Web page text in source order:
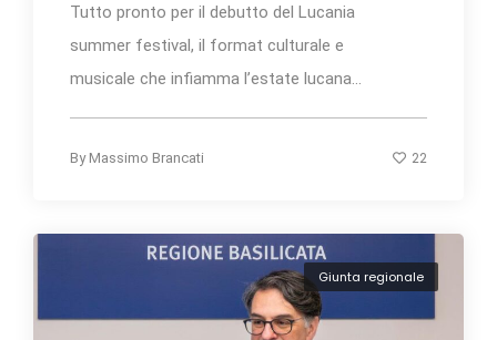
Tutto pronto per il debutto del Lucania
summer festival, il format culturale e
musicale che infiamma l’estate lucana...
By Massimo Brancati 22
Giunta regionale